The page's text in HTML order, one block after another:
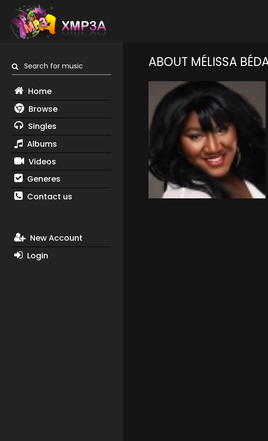
Search for music
Home
Browse
Singles
Albums
Videos
Generes
Contact us
New Account
Login
ABOUT MÉLISSA